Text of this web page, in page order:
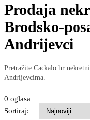
Prodaja
Brodsko-
Andrijevci
Pretražite Cackalo.hr
Andrijevcima.
0 oglasa
Sortiraj: